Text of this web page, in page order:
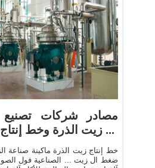
مصادر شركات تصنيع
زيت الذرة وخط إنتاج زيت الذرة ...
خط إنتاج زيت الذرة ماكينة صناعة
ضغط ال زيت ... الصناعية فول